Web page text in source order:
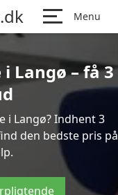
Menu
Langø – få 3
i Langø? Indhent 3
den bedste pris på